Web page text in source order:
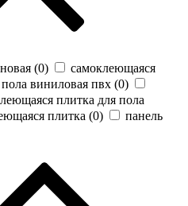
(0)
самоклеющаяся
виниловая пвх (0)
плитка для пола
плитка (0)
панель